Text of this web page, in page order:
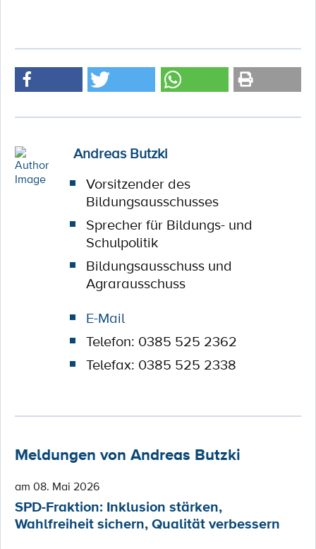
Andreas Butzki
Vorsitzender des
Bildungsausschusses
Sprecher für Bildungs- und
Schulpolitik
Bildungsausschuss und
Agrarausschuss
E-Mail
Telefon: 0385 525 2362
Telefax: 0385 525 2338
Meldungen von Andreas Butzki
am 08. Mai 2026
SPD-Fraktion: Inklusion stärken,
Wahlfreiheit sichern, Qualität verbessern